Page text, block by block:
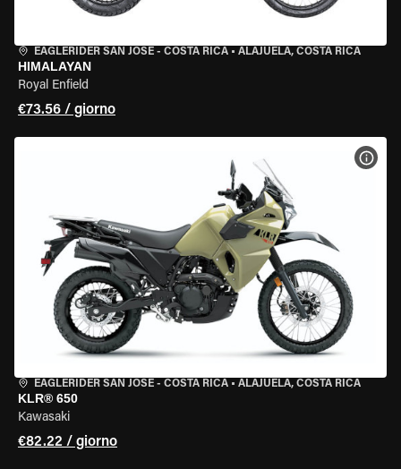
EAGLERIDER SAN JOSE - COSTA RICA • ALAJUELA, COSTA RICA
HIMALAYAN
Royal Enfield
€73.56 / giorno
EAGLERIDER SAN JOSE - COSTA RICA • ALAJUELA, COSTA RICA
KLR® 650
Kawasaki
€82.22 / giorno